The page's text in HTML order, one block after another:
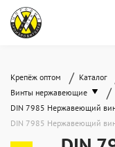
Крепёж оптом / Каталог
Винты нержавеющие /
DIN 7985 Нержавеющий
DIN 7985 Нержавеющий